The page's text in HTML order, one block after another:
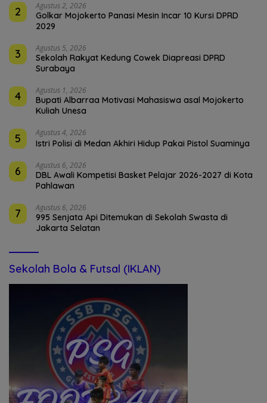
2 Agustus 2, 2026
Golkar Mojokerto Panasi Mesin Incar 10 Kursi DPRD
2029
3 Agustus 5, 2026
Sekolah Rakyat Kedung Cowek Diapreasi DPRD
Surabaya
4 Agustus 1, 2026
Bupati Albarraa Motivasi Mahasiswa asal Mojokerto
Kuliah Unesa
5 Agustus 4, 2026
Istri Polisi di Medan Akhiri Hidup Pakai Pistol Suaminya
6 Agustus 6, 2026
DBL Awali Kompetisi Basket Pelajar 2026-2027 di Kota
Pahlawan
7 Agustus 6, 2026
995 Senjata Api Ditemukan di Sekolah Swasta di
Jakarta Selatan
Sekolah Bola & Futsal (IKLAN)